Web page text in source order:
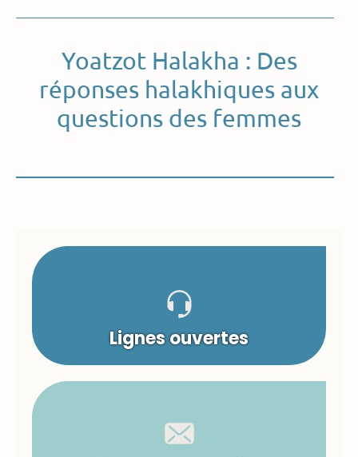
Yoatzot Halakha : Des
réponses halakhiques aux
questions des femmes
Lignes ouvertes